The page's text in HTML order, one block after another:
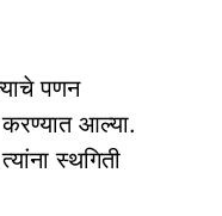
पणन
आल्या.
स्थगिती